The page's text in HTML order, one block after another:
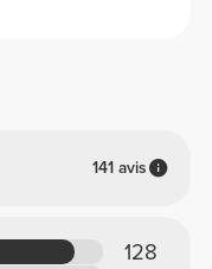
141 avis
128